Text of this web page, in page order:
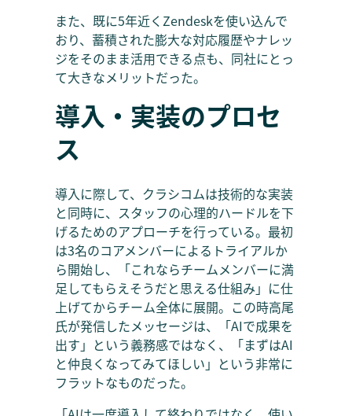
また、既に5年近くZendeskを使い込んで
おり、蓄積された膨大な対応履歴やナレッ
ジをそのまま活用できる点も、同社にとっ
て大きなメリットだった。
導入・実装のプロセ
ス
導入に際して、クラシコムは技術的な実装
と同時に、スタッフの心理的ハードルを下
げるためのアプローチを行っている。最初
は3名のコアメンバーによるトライアルか
ら開始し、「これならチームメンバーに満
足してもらえそうだと思える仕組み」に仕
上げてからチーム全体に展開。この時高尾
氏が発信したメッセージは、「AIで成果を
出す」という義務感ではなく、「まずはAI
と仲良くなってみてほしい」という非常に
フラットなものだった。